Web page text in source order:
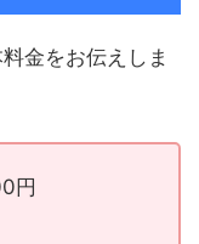
金をお伝えしま
円